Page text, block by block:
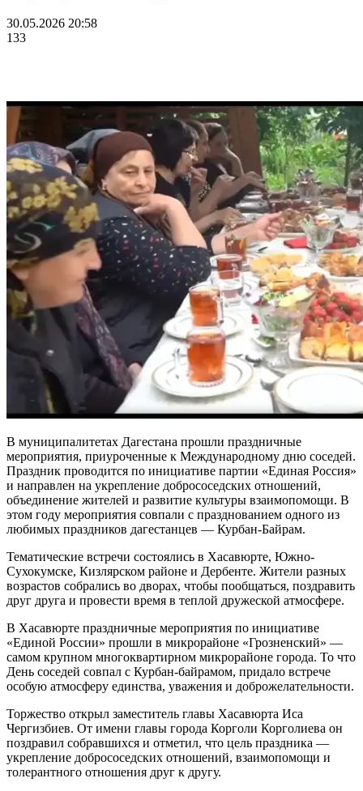
30.05.2026 20:58
133
В муниципалитетах Дагестана прошли праздничные
мероприятия, приуроченные к Международному дню соседей.
Праздник проводится по инициативе партии «Единая Россия»
и направлен на укрепление добрососедских отношений,
объединение жителей и развитие культуры взаимопомощи. В
этом году мероприятия совпали с празднованием одного из
любимых праздников дагестанцев — Курбан-Байрам.
Тематические встречи состоялись в Хасавюрте, Южно-
Сухокумске, Кизлярском районе и Дербенте. Жители разных
возрастов собрались во дворах, чтобы пообщаться, поздравить
друг друга и провести время в теплой дружеской атмосфере.
В Хасавюрте праздничные мероприятия по инициативе
«Единой России» прошли в микрорайоне «Грозненский» —
самом крупном многоквартирном микрорайоне города. То что
День соседей совпал с Курбан-байрамом, придало встрече
особую атмосферу единства, уважения и доброжелательности.
Торжество открыл заместитель главы Хасавюрта Иса
Чергизбиев. От имени главы города Корголи Корголиева он
поздравил собравшихся и отметил, что цель праздника —
укрепление добрососедских отношений, взаимопомощи и
толерантного отношения друг к другу.